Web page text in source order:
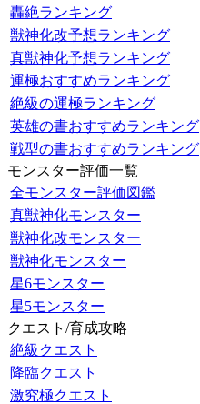
轟絶ランキング
獣神化改予想ランキング
真獣神化予想ランキング
運極おすすめランキング
絶級の運極ランキング
英雄の書おすすめランキング
戦型の書おすすめランキング
モンスター評価一覧
全モンスター評価図鑑
真獣神化モンスター
獣神化改モンスター
獣神化モンスター
星6モンスター
星5モンスター
クエスト/育成攻略
絶級クエスト
降臨クエスト
激究極クエスト